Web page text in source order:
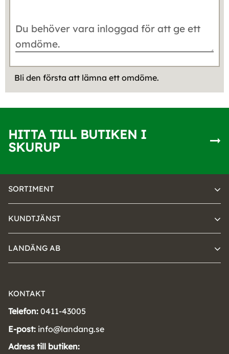
Bli den första att lämna ett omdöme.
HITTA TILL BUTIKEN I
SKURUP
SORTIMENT
KUNDTJÄNST
LANDÄNG AB
KONTAKT
Telefon: 0411-43005
E-post: info@landang.se
Adress till butiken: